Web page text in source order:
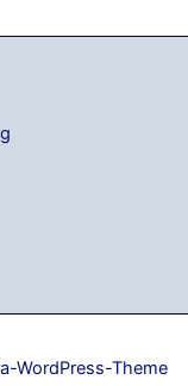
WordPress-Theme